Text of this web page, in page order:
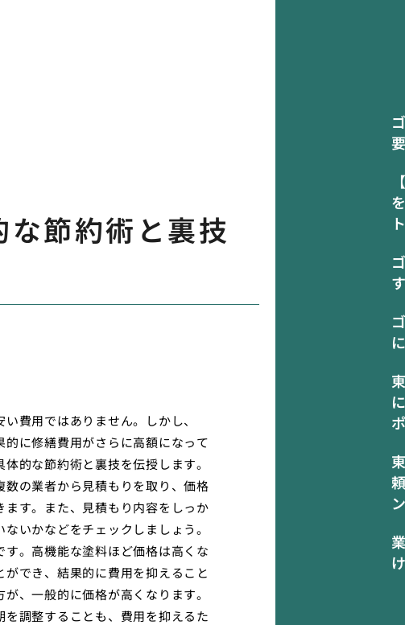
ト
節約術と裏技
費用ではありません。しかし、
に修繕費用がさらに高額になって
的な節約術と裏技を伝授します。
の業者から見積もりを取り、価格
す。また、見積もり内容をしっか
いかなどをチェックしましょう。
。高機能な塗料ほど価格は高くな
でき、結果的に費用を抑えること
、一般的に価格が高くなります。
調整することも、費用を抑えるた